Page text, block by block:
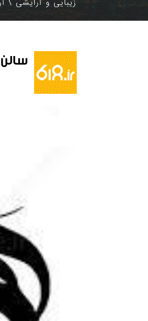
زیبایی و آرایشی \